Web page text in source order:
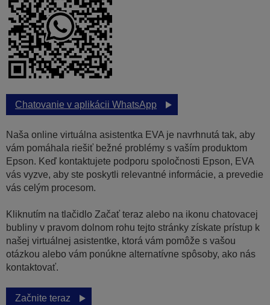
Chatovanie v aplikácii WhatsApp
Naša online virtuálna asistentka EVA je navrhnutá tak, aby
vám pomáhala riešiť bežné problémy s vaším produktom
Epson. Keď kontaktujete podporu spoločnosti Epson, EVA
vás vyzve, aby ste poskytli relevantné informácie, a prevedie
vás celým procesom.
Kliknutím na tlačidlo Začať teraz alebo na ikonu chatovacej
bubliny v pravom dolnom rohu tejto stránky získate prístup k
našej virtuálnej asistentke, ktorá vám pomôže s vašou
otázkou alebo vám ponúkne alternatívne spôsoby, ako nás
kontaktovať.
Začnite teraz